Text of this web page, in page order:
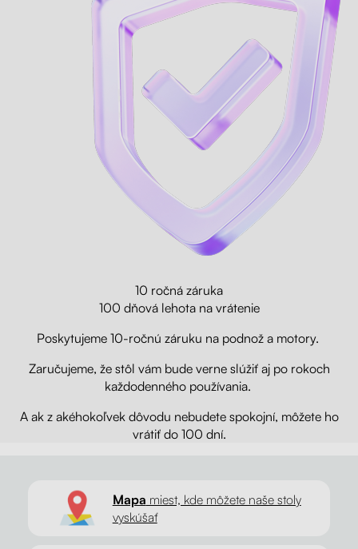
10 ročná záruka
100 dňová lehota na vrátenie
Poskytujeme 10-ročnú záruku na podnož a motory.
Zaručujeme, že stôl vám bude verne slúžiť aj po rokoch
každodenného používania.
A ak z akéhokoľvek dôvodu nebudete spokojní, môžete ho
vrátiť do 100 dní.
Mapa miest, kde môžete naše stoly
vyskúšať